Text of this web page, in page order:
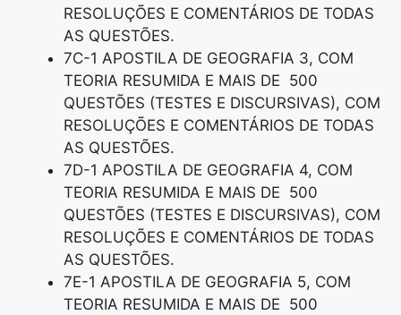
RESOLUÇÕES E COMENTÁRIOS DE TODAS
AS QUESTÕES.
7C-1 APOSTILA DE GEOGRAFIA 3, COM
TEORIA RESUMIDA E MAIS DE 500
QUESTÕES (TESTES E DISCURSIVAS), COM
RESOLUÇÕES E COMENTÁRIOS DE TODAS
AS QUESTÕES.
7D-1 APOSTILA DE GEOGRAFIA 4, COM
TEORIA RESUMIDA E MAIS DE 500
QUESTÕES (TESTES E DISCURSIVAS), COM
RESOLUÇÕES E COMENTÁRIOS DE TODAS
AS QUESTÕES.
7E-1 APOSTILA DE GEOGRAFIA 5, COM
TEORIA RESUMIDA E MAIS DE 500